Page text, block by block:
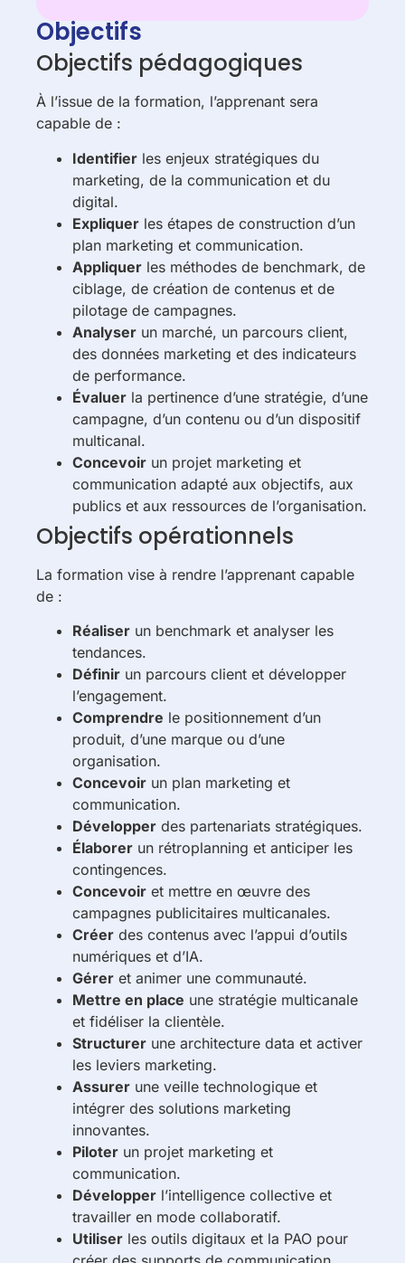
Objectifs
Objectifs pédagogiques
À l’issue de la formation, l’apprenant sera
capable de :
Identifier les enjeux stratégiques du
marketing, de la communication et du
digital.
Expliquer les étapes de construction d’un
plan marketing et communication.
Appliquer les méthodes de benchmark, de
ciblage, de création de contenus et de
pilotage de campagnes.
Analyser un marché, un parcours client,
des données marketing et des indicateurs
de performance.
Évaluer la pertinence d’une stratégie, d’une
campagne, d’un contenu ou d’un dispositif
multicanal.
Concevoir un projet marketing et
communication adapté aux objectifs, aux
publics et aux ressources de l’organisation.
Objectifs opérationnels
La formation vise à rendre l’apprenant capable
de :
Réaliser un benchmark et analyser les
tendances.
Définir un parcours client et développer
l’engagement.
Comprendre le positionnement d’un
produit, d’une marque ou d’une
organisation.
Concevoir un plan marketing et
communication.
Développer des partenariats stratégiques.
Élaborer un rétroplanning et anticiper les
contingences.
Concevoir et mettre en œuvre des
campagnes publicitaires multicanales.
Créer des contenus avec l’appui d’outils
numériques et d’IA.
Gérer et animer une communauté.
Mettre en place une stratégie multicanale
et fidéliser la clientèle.
Structurer une architecture data et activer
les leviers marketing.
Assurer une veille technologique et
intégrer des solutions marketing
innovantes.
Piloter un projet marketing et
communication.
Développer l’intelligence collective et
travailler en mode collaboratif.
Utiliser les outils digitaux et la PAO pour